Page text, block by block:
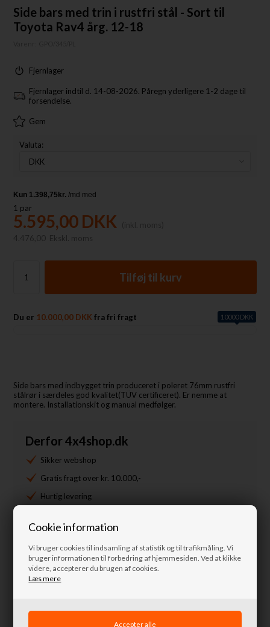
Cookie information
Vi bruger cookies til indsamling af statistik og til trafikmåling. Vi
bruger informationen til forbedring af hjemmesiden. Ved at klikke
videre, accepterer du brugen af cookies.
Læs mere
Side bars med trin i rustfri stål - Sort til
Toyota Rav4 årg. 12-18
Fjernlager
Fjernlager indtil d. 14-08-2026. Påregn yderligere 1-2 dage til
forsendelse.
Gem
Valuta:
1 par
5.595,00 DKK
4.476,00
Ekskl. moms
Du er 10.000,00 DKKfra fri fragt 10000 DKK
Side bars med indbygget trin produceret i poleret 76mm rustfri
stålrør i særdeles god kvalitet(TÜV certificeret). Er nemme at
montere. Installationskit og manual medfølger.
Derfor 4x4shop.dk
Sikker webshop
Gratis fragt over kr. 10.000,-
Hurtig levering
info@nordkystens4x4.dk